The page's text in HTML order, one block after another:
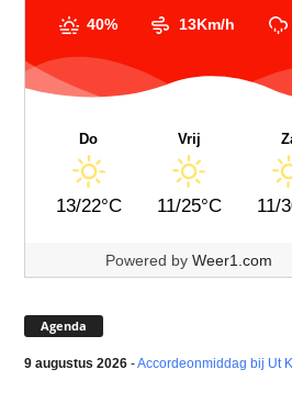
40% 13Km/h
Do
13/22°C
Vrij
11/25°C 11/
Powered by Weer1.com
Agenda
9 augustus 2026-Accordeonmiddag bij Ut